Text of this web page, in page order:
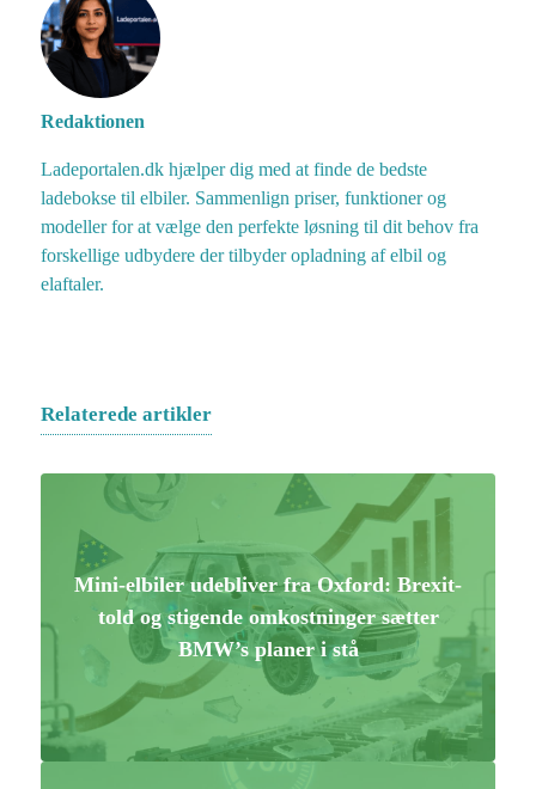
Redaktionen
Ladeportalen.dk hjælper dig med at finde de bedste
ladebokse til elbiler. Sammenlign priser, funktioner og
modeller for at vælge den perfekte løsning til dit behov fra
forskellige udbydere der tilbyder opladning af elbil og
elaftaler.
Relaterede artikler
Mini-elbiler udebliver fra Oxford: Brexit-
told og stigende omkostninger sætter
BMW’s planer i stå